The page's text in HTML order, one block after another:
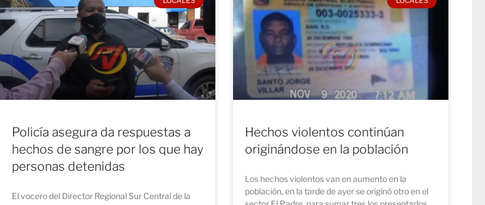
Policía asegura da respuestas a
hechos de sangre por los que hay
personas detenidas
El vocero del Director Regional Sur Central de la
Hechos violentos continúan
originándose en la población
Los hechos violentos van en aumento en la
población, en la tarde de ayer se originó otro en el